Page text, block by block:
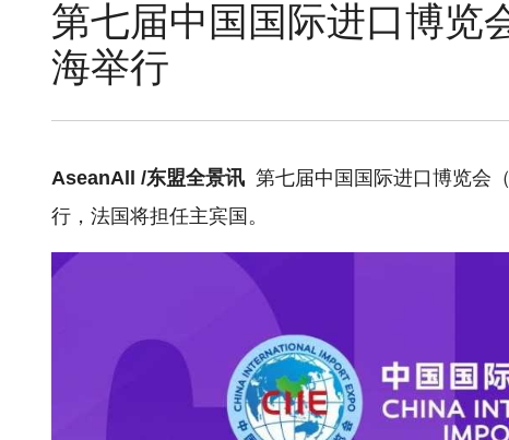
第七届中国国际进口博览
海举行
AseanAll /东盟全景讯 第七届中国国际进口博览会
行，法国将担任主宾国。